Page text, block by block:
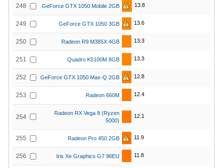
248 GeForce GTX 1050 Mobile 2GB 13.8
249 GeForce GTX 1050 3GB 13.6
250 Radeon R9 M385X 4GB 13.3
251 Quadro K5100M 8GB 13.3
252 GeForce GTX 1050 Max-Q 2GB 12.8
253 Radeon 660M 12.4
254
Radeon RX Vega 8 (Ryzen
5000)
12.1
255 Radeon Pro 450 2GB 11.9
256 Iris Xe Graphics G7 96EU 11.8